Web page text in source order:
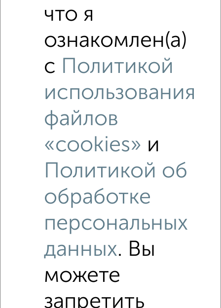
2 200 000
Средняя цена район
Это предложение
Похожие предложения рядом
Студии квартиры недалеко от Советская 59
что я
ознакомлен(а)
с Политикой
использования
файлов
«cookies» и
Политикой об
обработке
персональных
данных. Вы
можете
запретить